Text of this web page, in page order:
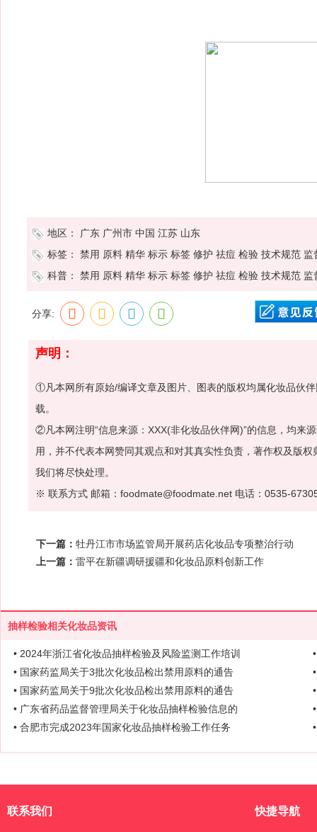
地区： 广东 广州市 中国 江苏 山东
标签：
禁用 原料 精华 标示 标签 修护 祛痘 检验 技术规范 监
科普：
禁用 原料 精华 标示 标签 修护 祛痘 检验 技术规范 监
分享:
声明：
①凡本网所有原始/编译文章及图片、图表的版权均属化妆品伙
载。
②凡本网注明“信息来源：XXX(非化妆品伙伴网)”的信息，均来
用，并不代表本网赞同其观点和对其真实性负责，著作权及版
我们将尽快处理。
※ 联系方式 邮箱：foodmate@foodmate.net 电话：0535-
下一篇： 牡丹江市市场监管局开展药店化妆品专项整治行动
上一篇： 雷平在新疆调研援疆和化妆品原料创新工作
抽样检验相关化妆品资讯
• 2024年浙江省化妆品抽样检验及风险监测工作培训
• 国家药监局关于3批次化妆品检出禁用原料的通告
• 国家药监局关于9批次化妆品检出禁用原料的通告
• 广东省药品监督管理局关于化妆品抽样检验信息的
• 合肥市完成2023年国家化妆品抽样检验工作任务
联系我们 快捷导航